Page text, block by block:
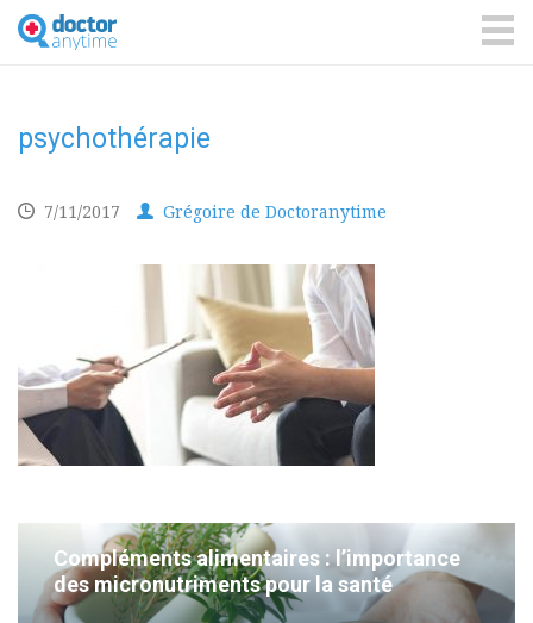
DoctorAnyTime
You
are
psychothérapie
7/11/2017 Grégoire de Doctoranytime
Compléments alimentaires : l’importance
des micronutriments pour la santé